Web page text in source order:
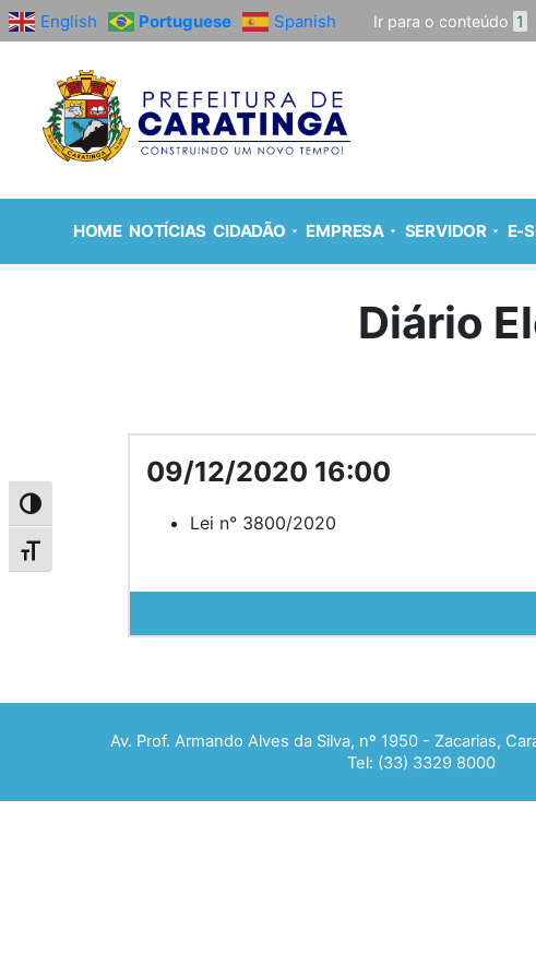
Alternar alto contraste
Alternar tamanho da fonte
English Portuguese Spanish Ir para o conteúdo 1
HOME NOTÍCIAS CIDADÃO EMPRESA SERVIDOR E-
Diário
09/12/2020 16:00
Lei n° 3800/2020
Av. Prof. Armando Alves da Silva, nº 1950 - Zacarias,
Tel: (33) 3329 8000